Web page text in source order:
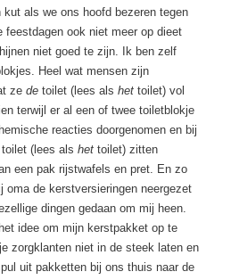
kut als we ons hoofd bezeren tegen
feestdagen ook niet meer op dieet
niet goed te zijn. Ik ben zelf
Heel wat mensen zijn
zede toilet (lees alshet toilet) vol
terwijl er al een of twee toiletblokje
reacties doorgenomen en bij
toilet (lees alshet toilet) zitten
een pak rijstwafels en pret. En zo
oma de kerstversieringen neergezet
dingen gedaan om mij heen.
idee om mijn kerstpakket op te
zorgklanten niet in de steek laten en
uit pakketten bij ons thuis naar de